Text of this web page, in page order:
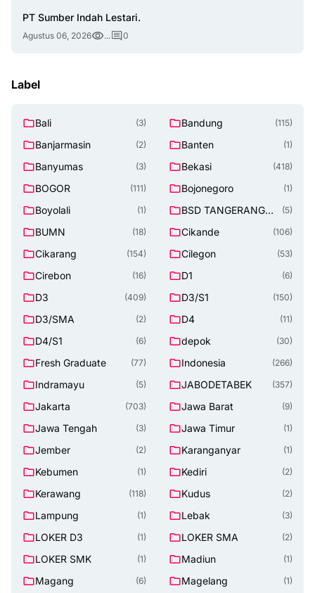
PT Sumber Indah Lestari.
Agustus 06, 2026 ... 0
Label
Bali (3) Bandung (115)
Banjarmasin (2) Banten (1)
Banyumas (3) Bekasi (418)
BOGOR (111) Bojonegoro (1)
Boyolali (1)
BSD TANGERANG
(5)
BUMN (18) Cikande (106)
Cikarang (154) Cilegon (53)
Cirebon (16) D1 (6)
D3 (409) D3/S1 (150)
D3/SMA (2) D4 (11)
D4/S1 (6) depok (30)
Fresh Graduate (77) Indonesia (266)
Indramayu (5) JABODETABEK (357)
Jakarta (703) Jawa Barat (9)
Jawa Tengah (3) Jawa Timur (1)
Jember (2) Karanganyar (1)
Kebumen (1) Kediri (2)
Kerawang (118) Kudus (2)
Lampung (1) Lebak (3)
LOKER D3 (1) LOKER SMA (2)
LOKER SMK (1) Madiun (1)
Magang (6) Magelang (1)